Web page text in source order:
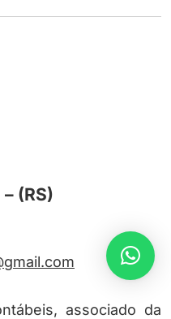
(RS)
associado da